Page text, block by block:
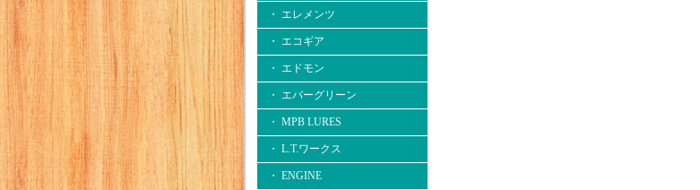
・ エレメンツ
・ エコギア
・ エドモン
・ エバーグリーン
・ MPB LURES
・ L.T.ワークス
・ ENGINE